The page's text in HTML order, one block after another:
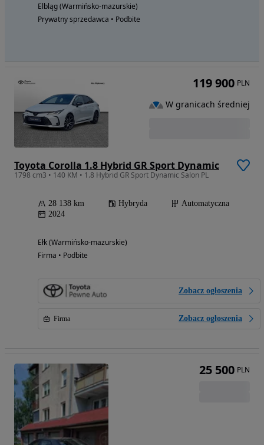
Elbląg (Warmińsko-mazurskie)
Prywatny sprzedawca • Podbite
Toyota Corolla 1.8 Hybrid GR Sport Dynamic
1798 cm3 • 140 KM • 1.8 Hybrid GR Sport Dynamic Salon PL
28 138 km Hybryda
Automatyczna
2024
Ełk (Warmińsko-mazurskie)
Firma • Podbite
Zobacz ogłoszenia
Firma Zobacz ogłoszenia
119 900 PLN
W granicach średniej
25 500 PLN